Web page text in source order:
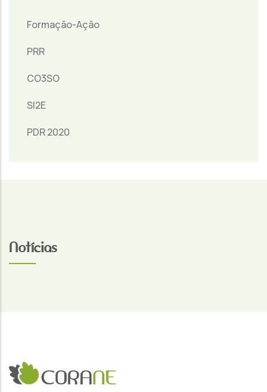
Formação-Ação
PRR
CO3SO
SI2E
PDR 2020
Notícias